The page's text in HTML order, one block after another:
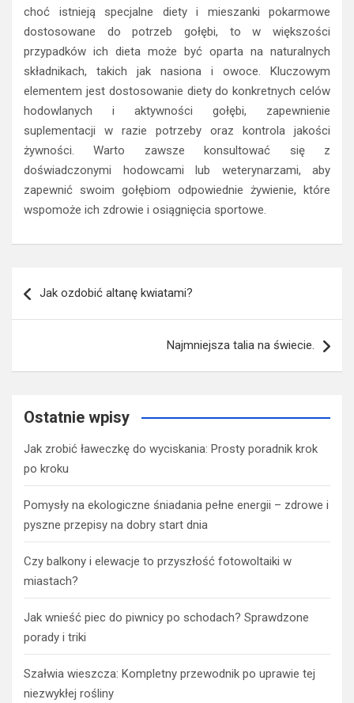
choć istnieją specjalne diety i mieszanki pokarmowe
dostosowane do potrzeb gołębi, to w większości
przypadków ich dieta może być oparta na naturalnych
składnikach, takich jak nasiona i owoce. Kluczowym
elementem jest dostosowanie diety do konkretnych celów
hodowlanych i aktywności gołębi, zapewnienie
suplementacji w razie potrzeby oraz kontrola jakości
żywności. Warto zawsze konsultować się z
doświadczonymi hodowcami lub weterynarzami, aby
zapewnić swoim gołębiom odpowiednie żywienie, które
wspomoże ich zdrowie i osiągnięcia sportowe.
wpisu
Jak ozdobić altanę kwiatami?
Najmniejsza talia na świecie.
Ostatnie wpisy
Jak zrobić ławeczkę do wyciskania: Prosty poradnik krok
po kroku
Pomysły na ekologiczne śniadania pełne energii – zdrowe i
pyszne przepisy na dobry start dnia
Czy balkony i elewacje to przyszłość fotowoltaiki w
miastach?
Jak wnieść piec do piwnicy po schodach? Sprawdzone
porady i triki
Szałwia wieszcza: Kompletny przewodnik po uprawie tej
niezwykłej rośliny